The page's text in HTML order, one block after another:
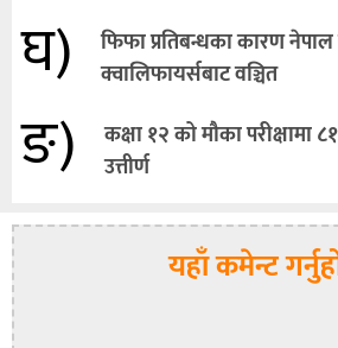
घ)
फिफा प्रतिबन्धका कारण
क्वालिफायर्सबाट वञ्चित
ङ)
कक्षा १२ को मौका परीक्षामा
उत्तीर्ण
यहाँ कमेन्ट